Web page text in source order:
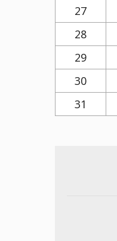
27
28
29
30
31